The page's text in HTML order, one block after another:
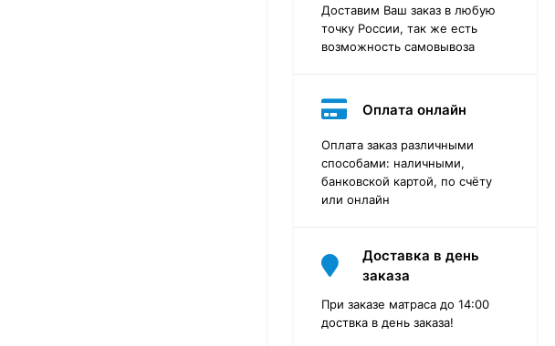
Доставим Ваш заказ в любую
точку России, так же есть
возможность самовывоза
Оплата онлайн
Оплата заказ различными
способами: наличными,
банковской картой, по счёту
или онлайн
Доставка в день
заказа
При заказе матраса до 14:00
доствка в день заказа!